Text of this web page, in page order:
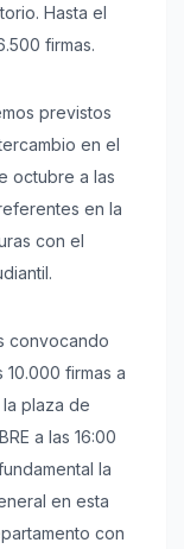
Hasta el
firmas.
previstos
en el
octubre a las
en la
con el
convocando
firmas a
plaza de
a las 16:00
la
en esta
con